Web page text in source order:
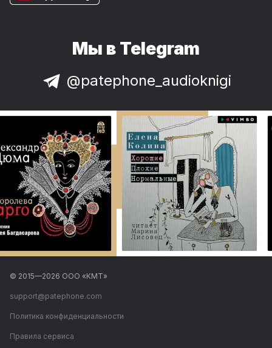
Мы в Telegram
@patephone_audioknigi
© 2015—2026 ООО «КМТ»
support@patephone.com
Политика конфиденциальности
Правила сервиса